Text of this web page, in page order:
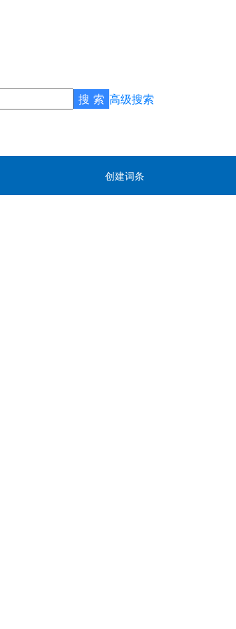
高级搜索
创建词条